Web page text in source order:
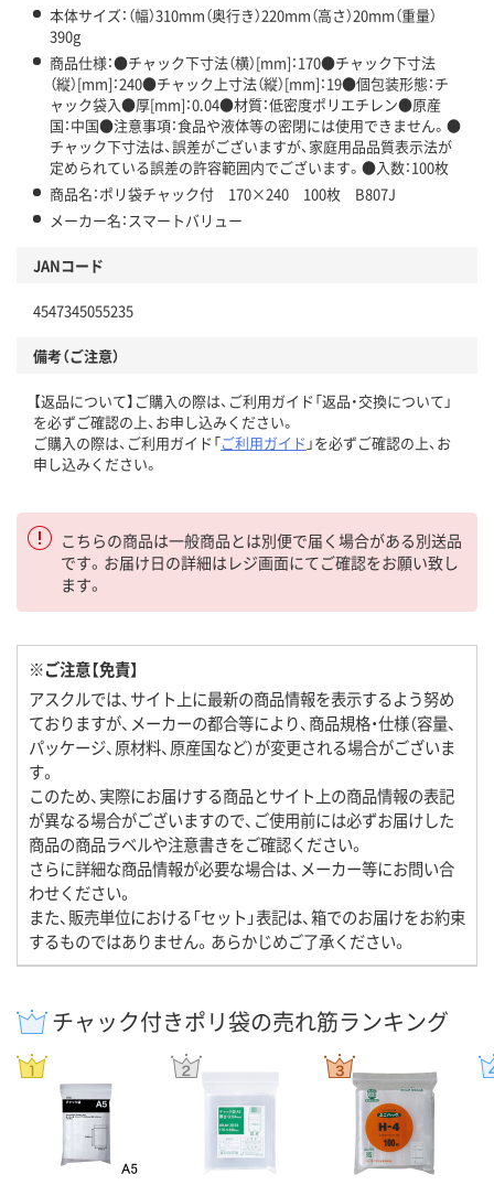
本体サイズ：（幅）310mm（奥行き）220mm（高さ）20mm（重量）
390g
商品仕様：●チャック下寸法（横）[mm]：170●チャック下寸法
（縦）[mm]：240●チャック上寸法（縦）[mm]：19●個包装形態：チ
ャック袋入●厚[mm]：0.04●材質：低密度ポリエチレン●原産
国：中国●注意事項：食品や液体等の密閉には使用できません。●
チャック下寸法は、誤差がございますが、家庭用品品質表示法が
定められている誤差の許容範囲内でございます。●入数：100枚
商品名：ポリ袋チャック付 170×240 100枚 B807J
メーカー名：スマートバリュー
JANコード
4547345055235
備考（ご注意）
【返品について】ご購入の際は、ご利用ガイド「返品・交換について」
を必ずご確認の上、お申し込みください。
ご購入の際は、ご利用ガイド「ご利用ガイド 」を必ずご確認の上、お
申し込みください。
こちらの商品は一般商品とは別便で届く場合がある別送品
です。お届け日の詳細はレジ画面にてご確認をお願い致し
ます。
※ご注意【免責】
アスクルでは、サイト上に最新の商品情報を表示するよう努め
ておりますが、メーカーの都合等により、商品規格・仕様（容量、
パッケージ、原材料、原産国など）が変更される場合がございま
す。
このため、実際にお届けする商品とサイト上の商品情報の表記
が異なる場合がございますので、ご使用前には必ずお届けした
商品の商品ラベルや注意書きをご確認ください。
さらに詳細な商品情報が必要な場合は、メーカー等にお問い合
わせください。
また、販売単位における「セット」表記は、箱でのお届けをお約束
するものではありません。あらかじめご了承ください。
チャック付きポリ袋の売れ筋ランキング